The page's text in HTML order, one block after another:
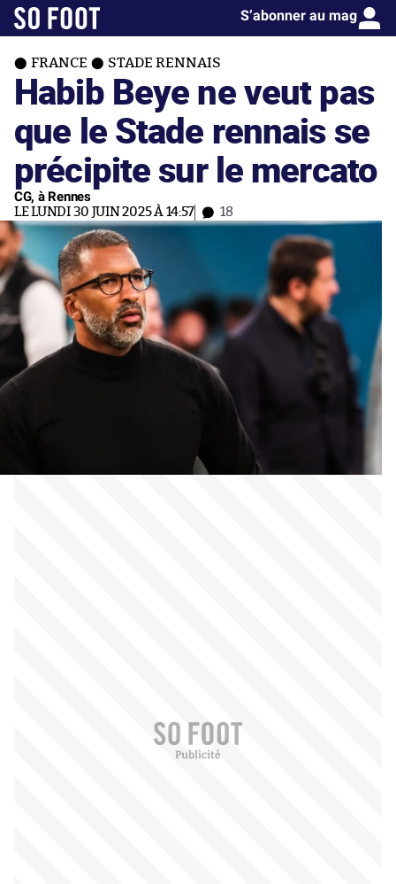
S’abonner au mag
FRANCE STADE RENNAIS
Habib Beye ne veut pas
que le Stade rennais se
précipite sur le mercato
CG, à Rennes
LE LUNDI 30 JUIN 2025 À 14:57 18